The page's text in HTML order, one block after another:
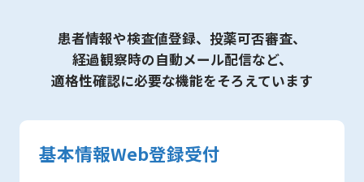
患者情報や検査値登録、投薬可否審査、
経過観察時の自動メール配信など、
適格性確認に必要な機能をそろえています
基本情報Web登録受付